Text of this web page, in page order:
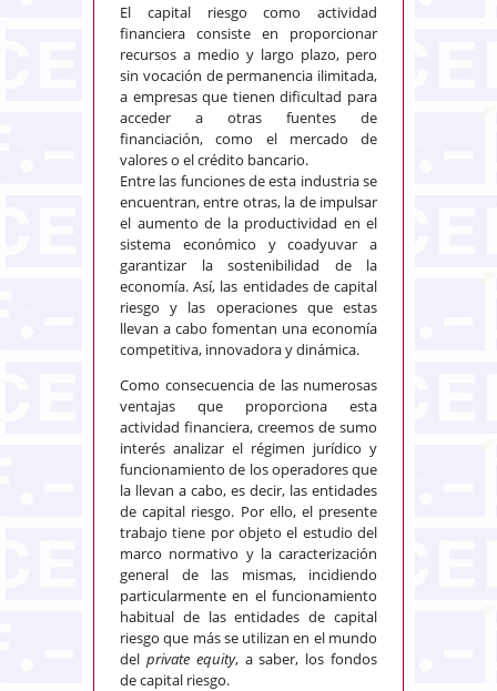
El capital riesgo como actividad
financiera consiste en proporcionar
recursos a medio y largo plazo, pero
sin vocación de permanencia ilimitada,
a empresas que tienen dificultad para
acceder a otras fuentes de
financiación, como el mercado de
valores o el crédito bancario.
Entre las funciones de esta industria se
encuentran, entre otras, la de impulsar
el aumento de la productividad en el
sistema económico y coadyuvar a
garantizar la sostenibilidad de la
economía. Así, las entidades de capital
riesgo y las operaciones que estas
llevan a cabo fomentan una economía
competitiva, innovadora y dinámica.
Como consecuencia de las numerosas
ventajas que proporciona esta
actividad financiera, creemos de sumo
interés analizar el régimen jurídico y
funcionamiento de los operadores que
la llevan a cabo, es decir, las entidades
de capital riesgo. Por ello, el presente
trabajo tiene por objeto el estudio del
marco normativo y la caracterización
general de las mismas, incidiendo
particularmente en el funcionamiento
habitual de las entidades de capital
riesgo que más se utilizan en el mundo
del private equity, a saber, los fondos
de capital riesgo.